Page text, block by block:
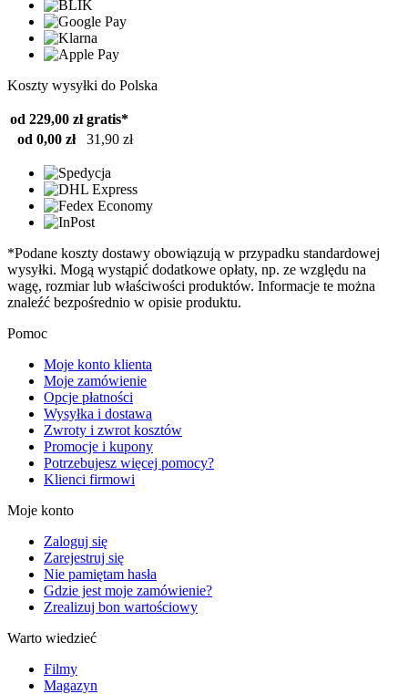
Koszty wysyłki do Polska
od 229,00 zł gratis*
od 0,00 zł
31,90 zł
*Podane koszty dostawy obowiązują w przypadku standardowej
wysyłki. Mogą wystąpić dodatkowe opłaty, np. ze względu na
wagę, rozmiar lub właściwości produktów. Informacje te można
znaleźć bezpośrednio w opisie produktu.
Pomoc
Moje konto klienta
Moje zamówienie
Opcje płatności
Wysyłka i dostawa
Zwroty i zwrot kosztów
Promocje i kupony
Potrzebujesz więcej pomocy?
Klienci firmowi
Moje konto
Zaloguj się
Zarejestruj się
Nie pamiętam hasła
Gdzie jest moje zamówienie?
Zrealizuj bon wartościowy
Warto wiedzieć
Filmy
Magazyn